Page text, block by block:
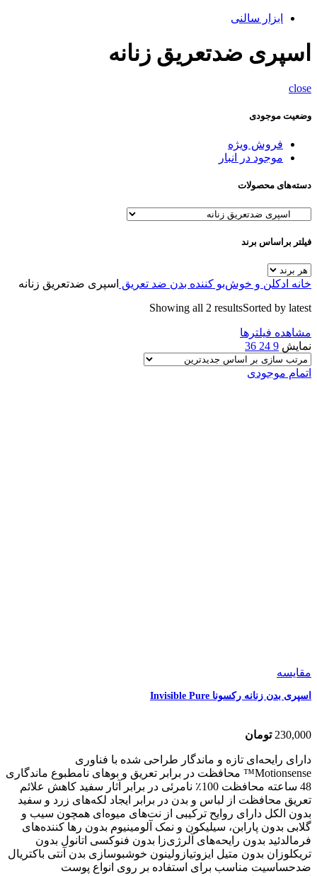
ابزار سالنی
اسپری ضدتعریق زنانه
close
وضعیت موجودی
فروش ویژه
موجود در انبار
دسته‌های محصولات
فیلتر براساس برند
خانه ادکلن و خوش‌بو کننده بدن ضد تعریق اسپری ضدتعریق زنانه
Showing all 2 resultsSorted by latest
مشاهده فیلترها
نمایش 9
24
36
اتمام موجودی
مقایسه
اسپری بدن زنانه رکسونا Invisible Pure
230,000 تومان
دارای رایحه‌ای تازه و ماندگار طراحی شده با فناوری
Motionsense™ محافظت در برابر تعریق و بوهای نامطبوع ماندگاری
48 ساعته محافظت 100٪ نامرئی در برابر آثار سفید کاهش علائم
تعریق محافظت از لباس و بدن در برابر ایجاد لکه‌های زرد و سفید
بدون الکل دارای روایح ترکیبی از نت‌های میوه‌ای همچون سیب و
گلابی بدون پارابن، سیلیکون و نمک آلومینیوم بدون رها کننده‌های
فرمالدئید بدون رایحه‌های آلرژی‌زا بدون فنوکسی اتانول بدون
تریکلوزان بدون متیل ایزوتیازولینون خوشبوسازی بدن آنتی باکتریال
ضدحساسیت مناسب برای استفاده بر روی انواع پوست